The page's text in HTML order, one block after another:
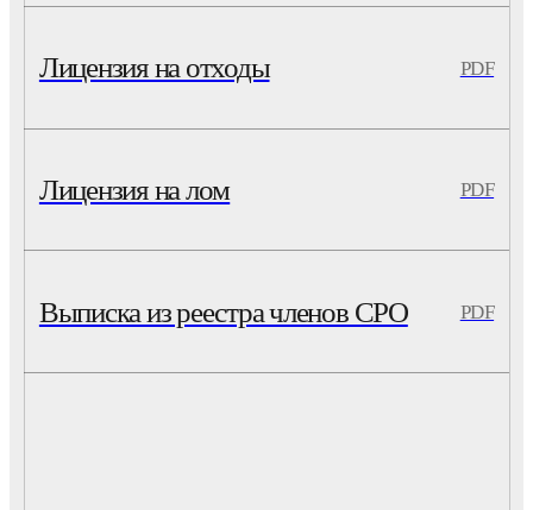
Лицензия на отходы PDF
Лицензия на лом PDF
Выписка из реестра членов СРО PDF